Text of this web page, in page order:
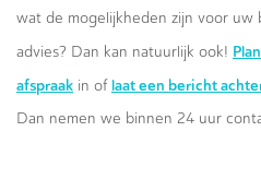
wat de mogelijkheden zijn voor uw
advies? Dan kan natuurlijk ook!
afspraak in of laat een bericht
Dan nemen we binnen 24 uur